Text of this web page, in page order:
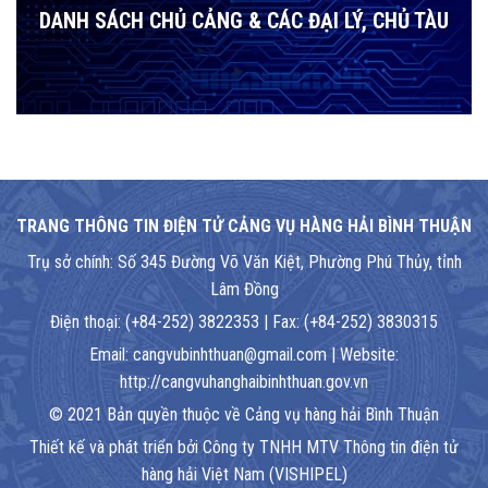
DANH SÁCH CHỦ CẢNG & CÁC ĐẠI LÝ, CHỦ TÀU
TRANG THÔNG TIN ĐIỆN TỬ CẢNG VỤ HÀNG HẢI BÌNH THUẬN
Trụ sở chính: Số 345 Đường Võ Văn Kiệt, Phường Phú Thủy, tỉnh
Lâm Đồng
Điện thoại: (+84-252) 3822353 | Fax: (+84-252) 3830315
Email: cangvubinhthuan@gmail.com | Website:
http://cangvuhanghaibinhthuan.gov.vn
© 2021 Bản quyền thuộc về Cảng vụ hàng hải Bình Thuận
Thiết kế và phát triển bởi Công ty TNHH MTV Thông tin điện tử
hàng hải Việt Nam (VISHIPEL)